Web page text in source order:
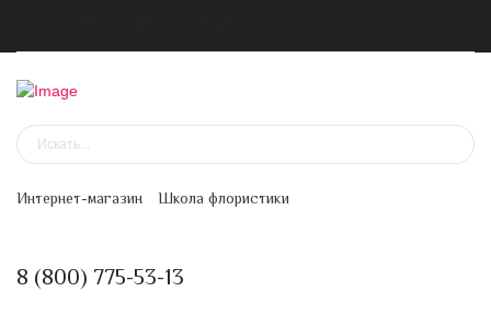
Интернет-магазин Школа флористики
8 (800) 775-53-13